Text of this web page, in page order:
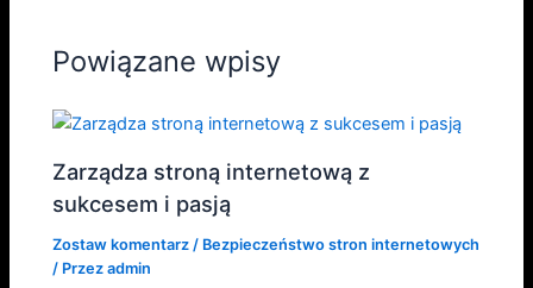
Powiązane wpisy
Zarządza stroną internetową z
sukcesem i pasją
Zostaw komentarz / Bezpieczeństwo stron internetowych
/ Przezadmin